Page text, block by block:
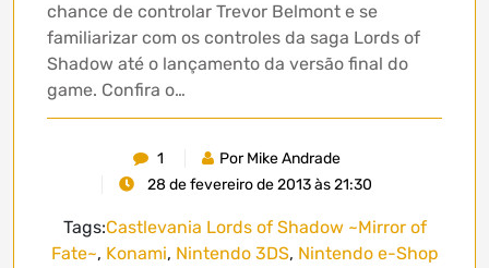
chance de controlar Trevor Belmont e se
familiarizar com os controles da saga Lords of
Shadow até o lançamento da versão final do
game. Confira o…
1
Por Mike Andrade
28 de fevereiro de 2013 às 21:30
Tags:Castlevania Lords of Shadow ~Mirror of
Fate~, Konami, Nintendo 3DS, Nintendo e-Shop